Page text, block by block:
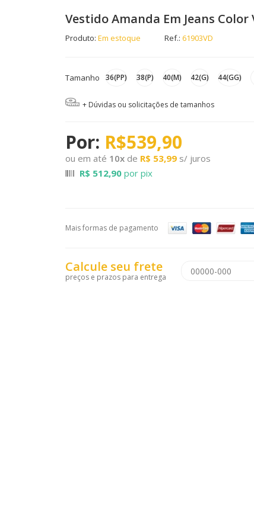
Vestido Amanda Em Jeans
Produto: Em estoque Ref.: 61903VD
Tamanho 36(PP) 38(P) 40(M) 42(G) 44(GG)
+ Dúvidas ou solicitações de tamanhos
R$539,90
ou em até 10x de R$ 53,99 s/ juros
R$ 512,90 por pix
Mais formas de pagamento
Calcule seu frete
preços e prazos para entrega